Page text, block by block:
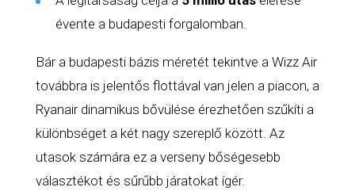
évente a budapesti forgalomban.
Bár a budapesti bázis méretét tekintve a Wizz Air
továbbra is jelentős flottával van jelen a piacon, a
Ryanair dinamikus bővülése érezhetően szűkíti a
különbséget a két nagy szereplő között. Az
utasok számára ez a verseny bőségesebb
választékot és sűrűbb járatokat ígér.